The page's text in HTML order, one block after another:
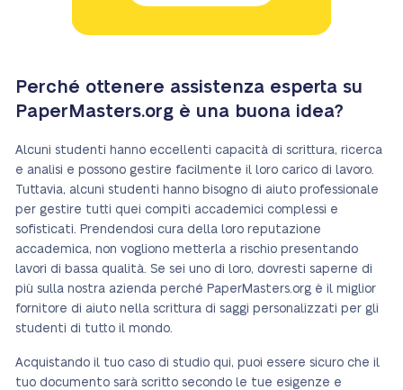
Perché ottenere assistenza esperta su
PaperMasters.org è una buona idea?
Alcuni studenti hanno eccellenti capacità di scrittura, ricerca
e analisi e possono gestire facilmente il loro carico di lavoro.
Tuttavia, alcuni studenti hanno bisogno di aiuto professionale
per gestire tutti quei compiti accademici complessi e
sofisticati. Prendendosi cura della loro reputazione
accademica, non vogliono metterla a rischio presentando
lavori di bassa qualità. Se sei uno di loro, dovresti saperne di
più sulla nostra azienda perché PaperMasters.org è il miglior
fornitore di aiuto nella scrittura di saggi personalizzati per gli
studenti di tutto il mondo.
Acquistando il tuo caso di studio qui, puoi essere sicuro che il
tuo documento sarà scritto secondo le tue esigenze e